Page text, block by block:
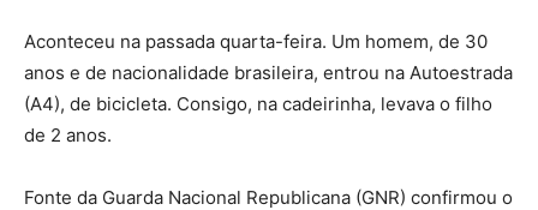
Aconteceu na passada quarta-feira. Um homem, de 30
anos e de nacionalidade brasileira, entrou na Autoestrada
(A4), de bicicleta. Consigo, na cadeirinha, levava o filho
de 2 anos.
Fonte da Guarda Nacional Republicana (GNR) confirmou o